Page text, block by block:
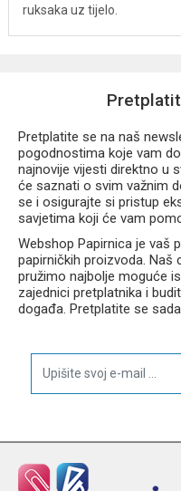
ruksaka uz tijelo.
Pretplatite se na naš
pogodnostima koje vam
najnovije vijesti direktno u
će saznati o svim važnim
se i osigurajte si pristup
savjetima koji će vam
Webshop Papirnica je vaš
papirničkih proizvoda. Naš
pružimo najbolje moguće
zajednici pretplatnika i
događa. Pretplatite se